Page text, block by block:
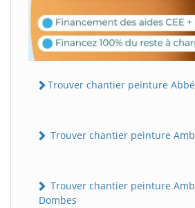
Trouver chantier peinture
Trouver chantier peinture
Trouver chantier peinture
Dombes